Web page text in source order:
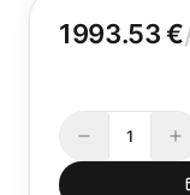
1993.53 €